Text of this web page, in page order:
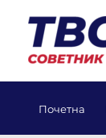
content
Почетна